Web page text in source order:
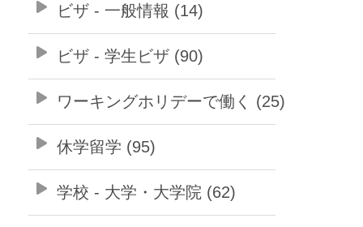
ビザ - 一般情報 (14)
ビザ - 学生ビザ (90)
ワーキングホリデーで働く (25)
休学留学 (95)
学校 - 大学・大学院 (62)